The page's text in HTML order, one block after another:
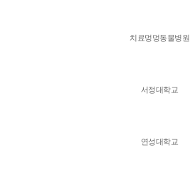
치료멍멍동물병원
서정대학교
연성대학교